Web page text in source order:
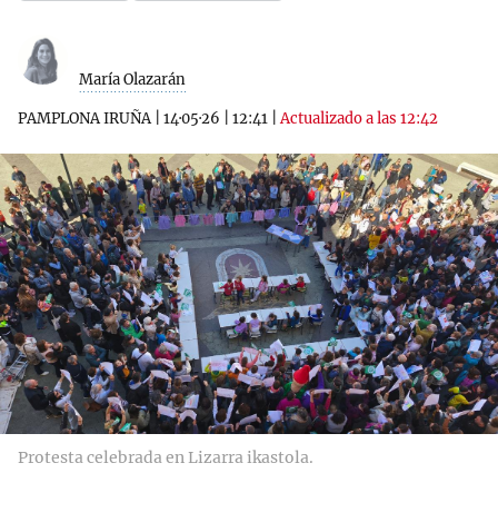
María Olazarán
PAMPLONA IRUÑA| 14·05·26 12:41 |Actualizado a las 12:42
Protesta celebrada en Lizarra ikastola.